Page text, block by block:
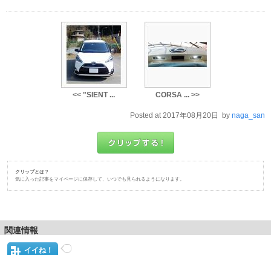
<< "SIENT ... CORSA ... >>
Posted at 2017年08月20日 by naga_san
クリップとは？
気に入った記事をマイページに保存して、いつでも見られるようになります。
関連情報
イイね！